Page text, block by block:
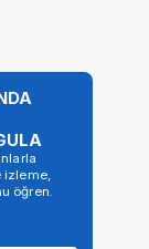
izleme,
öğren.